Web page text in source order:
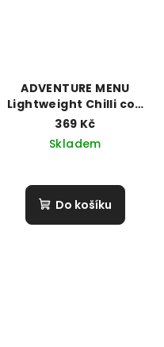
ADVENTURE MENU
Lightweight Chilli con
Carne (157g / 600g)
369 Kč
Skladem
Do košíku